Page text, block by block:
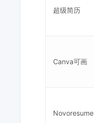
超级简历
Canva可画
Novoresume